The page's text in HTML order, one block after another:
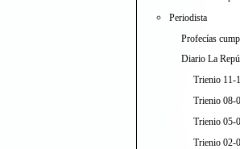
Periodista
Profecías
Diario La
Trienio 11-
Trienio 08-
Trienio 05-
Trienio 02-